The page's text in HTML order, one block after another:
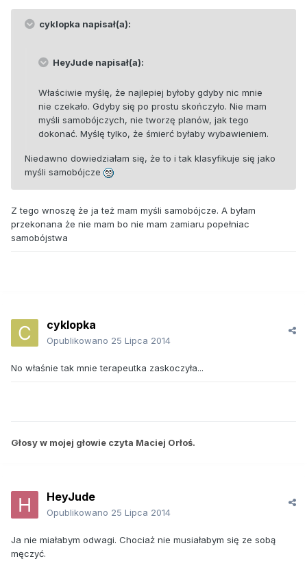
cyklopka napisał(a):
HeyJude napisał(a):
Właściwie myślę, że najlepiej byłoby gdyby nic mnie
nie czekało. Gdyby się po prostu skończyło. Nie mam
myśli samobójczych, nie tworzę planów, jak tego
dokonać. Myślę tylko, że śmierć byłaby wybawieniem.
Niedawno dowiedziałam się, że to i tak klasyfikuje się jako
myśli samobójcze
Z tego wnoszę że ja też mam myśli samobójcze. A byłam
przekonana że nie mam bo nie mam zamiaru popełniac
samobójstwa
cyklopka
Opublikowano 25 Lipca 2014
No właśnie tak mnie terapeutka zaskoczyła...
Głosy w mojej głowie czyta Maciej Orłoś.
HeyJude
Opublikowano 25 Lipca 2014
Ja nie miałabym odwagi. Chociaż nie musiałabym się ze sobą
męczyć.